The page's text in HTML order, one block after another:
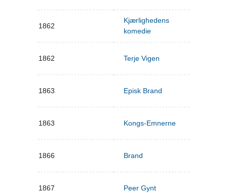
1862
Kjærlighedens
komedie
1862 Terje Vigen
1863 Episk Brand
1863 Kongs-Emnerne
1866 Brand
1867 Peer Gynt